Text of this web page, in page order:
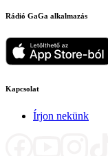
Rádió GaGa alkalmazás
Kapcsolat
Írjon nekünk